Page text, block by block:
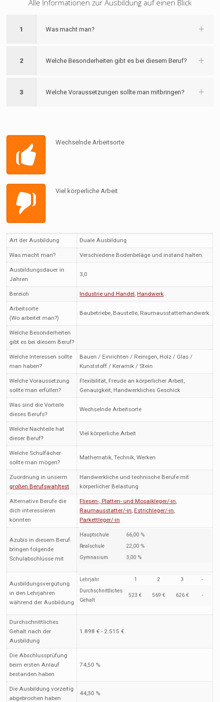
Alle Informationen zur Ausbildung auf einen Blick
1 Was macht man?
2 Welche Besonderheiten gibt es bei diesem Beruf?
3 Welche Voraussetzungen sollte man mitbringen?
Wechselnde Arbeitsorte
Viel körperliche Arbeit
Art der Ausbildung Duale Ausbildung
Was macht man? Verschiedene Bodenbeläge und instand halten.
Ausbildungsdauer in
Jahren
3,0
Bereich Industrie und Handel,Handwerk
Arbeitsorte
(Wo arbeitet man?)
Baubetriebe, Baustelle, Raumausstatterhandwerk
Welche Besonderheiten
gibt es bei diesem Beruf?
Welche Interessen sollte
man haben?
Bauen / Einrichten / Reinigen, Holz / Glas /
Kunststoff / Keramik / Stein
Welche Voraussetzung
sollte man erfüllen?
Flexibilität, Freude an körperlicher Arbeit,
Genauigkeit, Handwerkliches Geschick
Was sind die Vorteile
dieses Berufs?
Wechselnde Arbeitsorte
Welche Nachteile hat
dieser Beruf?
Viel körperliche Arbeit
Welche Schulfächer
sollte man mögen?
Mathematik, Technik, Werken
Zuordnung in unserm
großen Berufswahltest
Handwerkliche und technische Berufe mit
körperlicher Belastung
Alternative Berufe die
dich interessieren
könnten
Fliesen-, Platten- und Mosaikleger/-in,
Raumausstatter/-in,Estrichleger/-in,
Parkettleger/-in
Azubis in diesem Beruf
bringen folgende
Schulabschlüsse mit
Hauptschule
66,00 %
Realschule
22,00 %
Gymnasium
3,00 %
Ausbildungsvergütung
in den Lehrjahren
während der Ausbildung
Lehrjahr 1 2 3
-
Durchschnittliches
Gehalt
523 € 569 € 626 € -
Durchschnittliches
Gehalt nach der
Ausbildung
1.898 € - 2.515 €
Die Abschlussprüfung
beim ersten Anlauf
bestanden haben
74,50 %
Die Ausbildung vorzeitig
abgebrochen haben
44,30 %